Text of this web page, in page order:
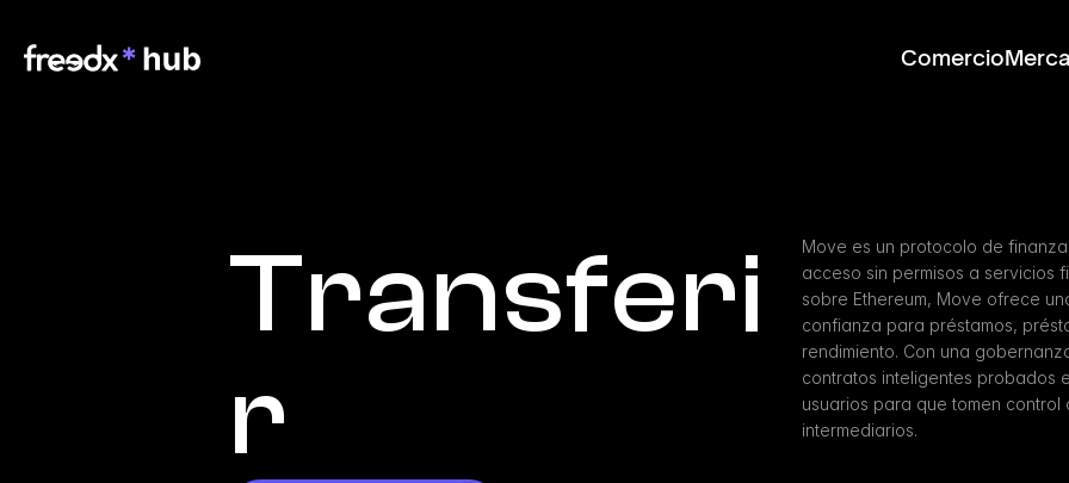
Comercio
Transferi
r
Move es un protocolo de
acceso sin permisos a servicios
sobre Ethereum, Move ofrece
confianza para préstamos,
rendimiento. Con una
contratos inteligentes probados
usuarios para que tomen
intermediarios.